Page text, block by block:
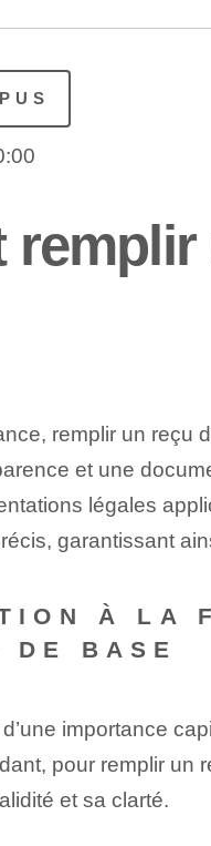
remplir
remplir un reçu
et une
légales
garantissant
À LA
DE BASE
importance
pour remplir un
et sa clarté.